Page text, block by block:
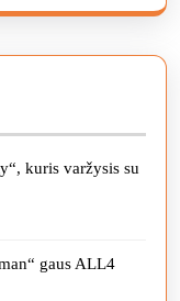
kuris varžysis su
gaus ALL4